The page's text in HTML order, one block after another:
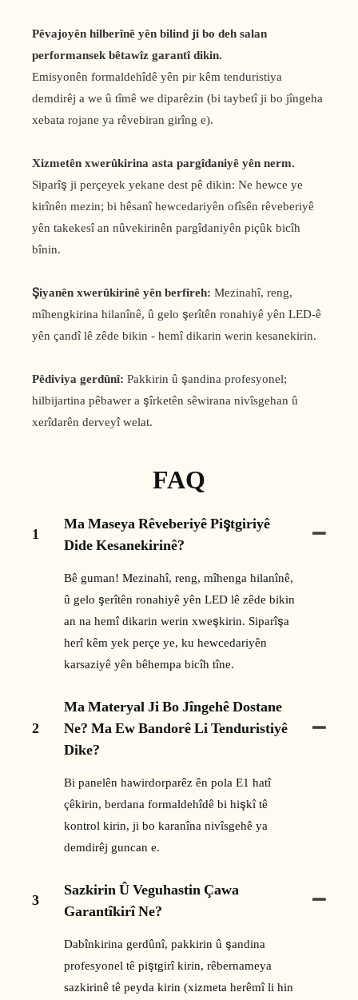
Pêvajoyên hilberînê yên bilind ji bo deh salan
performansek bêtawîz garantî dikin.
Emisyonên formaldehîdê yên pir kêm tenduristiya
demdirêj a we û tîmê we diparêzin (bi taybetî ji bo jîngeha
xebata rojane ya rêvebiran girîng e).
Xizmetên xwerûkirina asta pargîdaniyê yên nerm.
Siparîş ji perçeyek yekane dest pê dikin: Ne hewce ye
kirînên mezin; bi hêsanî hewcedariyên ofîsên rêveberiyê
yên takekesî an nûvekirinên pargîdaniyên piçûk bicîh
bînin.
Şiyanên xwerûkirinê yên berfireh: Mezinahî, reng,
mîhengkirina hilanînê, û gelo şerîtên ronahiyê yên LED-ê
yên çandî lê zêde bikin - hemî dikarin werin kesanekirin.
Pêdiviya gerdûnî: Pakkirin û şandina profesyonel;
hilbijartina pêbawer a şîrketên sêwirana nivîsgehan û
xerîdarên derveyî welat.
FAQ
1
Ma Maseya Rêveberiyê Piştgiriyê
Dide Kesanekirinê?
Bê guman! Mezinahî, reng, mîhenga hilanînê,
û gelo şerîtên ronahiyê yên LED lê zêde bikin
an na hemî dikarin werin xweşkirin. Siparîşa
herî kêm yek perçe ye, ku hewcedariyên
karsaziyê yên bêhempa bicîh tîne.
2
Ma Materyal Ji Bo Jîngehê Dostane
Ne? Ma Ew Bandorê Li Tenduristiyê
Dike?
Bi panelên hawirdorparêz ên pola E1 hatî
çêkirin, berdana formaldehîdê bi hişkî tê
kontrol kirin, ji bo karanîna nivîsgehê ya
demdirêj guncan e.
3
Sazkirin Û Veguhastin Çawa
Garantîkirî Ne?
Dabînkirina gerdûnî, pakkirin û şandina
profesyonel tê piştgirî kirin, rêbernameya
sazkirinê tê peyda kirin (xizmeta herêmî li hin